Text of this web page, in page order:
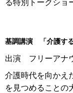
る特別トークショ
基調講演 「介護す
出演 フリーアナ
介護時代を向かえ
を見つめることの